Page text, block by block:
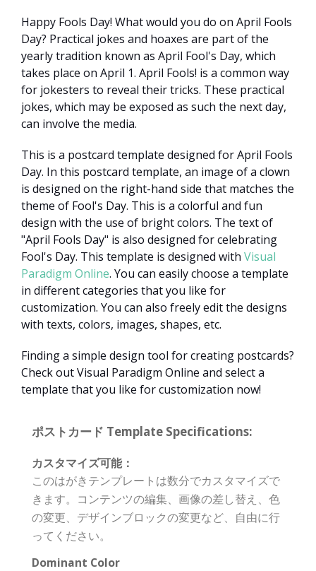
Happy Fools Day! What would you do on April Fools
Day? Practical jokes and hoaxes are part of the
yearly tradition known as April Fool's Day, which
takes place on April 1. April Fools! is a common way
for jokesters to reveal their tricks. These practical
jokes, which may be exposed as such the next day,
can involve the media.
This is a postcard template designed for April Fools
Day. In this postcard template, an image of a clown
is designed on the right-hand side that matches the
theme of Fool's Day. This is a colorful and fun
design with the use of bright colors. The text of
"April Fools Day" is also designed for celebrating
Fool's Day. This template is designed with Visual
Paradigm Online. You can easily choose a template
in different categories that you like for
customization. You can also freely edit the designs
with texts, colors, images, shapes, etc.
Finding a simple design tool for creating postcards?
Check out Visual Paradigm Online and select a
template that you like for customization now!
ポストカード Template Specifications:
カスタマイズ可能：
このはがきテンプレートは数分でカスタマイズで
きます。コンテンツの編集、画像の差し替え、色
の変更、デザインブロックの変更など、自由に行
ってください。
Dominant Color